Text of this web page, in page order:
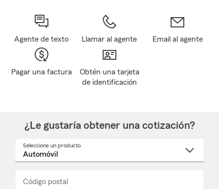
Agente de texto Llamar al agente Email al agente
Pagar una factura
Obtén una tarjeta
de identificación
¿Le gustaría obtener una cotización?
Seleccione un producto
Código postal
_____